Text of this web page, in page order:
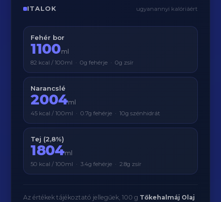
ITALOK ugyanannyi kalóriáért
Fehér bor
1100ml
82 kcal / 100ml · 0g fehérje · 0g zsír
Narancslé
2004ml
45 kcal / 100ml · 0.7g fehérje · 10g szénhidrát
Tej (2,8%)
1804ml
50 kcal / 100ml · 3.4g fehérje · 2.8g zsír
Az értékek tájékoztató jellegűek, 100 g Tőkehalmáj Olaj